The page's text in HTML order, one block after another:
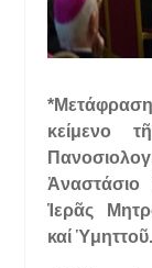
κείμενο
Ἱερᾶς
καί Ὑμηττοῦ.